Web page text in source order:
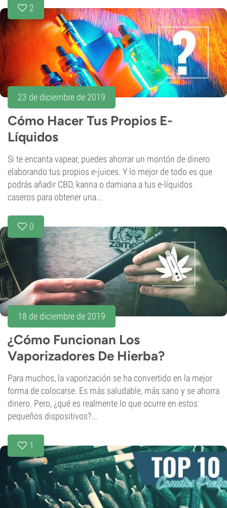
2
23 de diciembre de 2019
Cómo Hacer Tus Propios E-
Líquidos
Si te encanta vapear, puedes ahorrar un montón de dinero
elaborando tus propios e-juices. Y lo mejor de todo es que
podrás añadir CBD, kanna o damiana a tus e-líquidos
caseros para obtener una...
0
18 de diciembre de 2019
¿Cómo Funcionan Los
Vaporizadores De Hierba?
Para muchos, la vaporización se ha convertido en la mejor
forma de colocarse. Es más saludable, más sano y se ahorra
dinero. Pero, ¿qué es realmente lo que ocurre en estos
pequeños dispositivos?...
1